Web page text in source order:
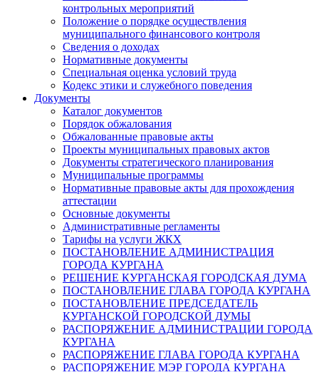
контрольных мероприятий
Положение о порядке осуществления
муниципального финансового контроля
Сведения о доходах
Нормативные документы
Специальная оценка условий труда
Кодекс этики и служебного поведения
Документы
Каталог документов
Порядок обжалования
Обжалованные правовые акты
Проекты муниципальных правовых актов
Документы стратегического планирования
Муниципальные программы
Нормативные правовые акты для прохождения
аттестации
Основные документы
Административные регламенты
Тарифы на услуги ЖКХ
ПОСТАНОВЛЕНИЕ АДМИНИСТРАЦИЯ
ГОРОДА КУРГАНА
РЕШЕНИЕ КУРГАНСКАЯ ГОРОДСКАЯ ДУМА
ПОСТАНОВЛЕНИЕ ГЛАВА ГОРОДА КУРГАНА
ПОСТАНОВЛЕНИЕ ПРЕДСЕДАТЕЛЬ
КУРГАНСКОЙ ГОРОДСКОЙ ДУМЫ
РАСПОРЯЖЕНИЕ АДМИНИСТРАЦИИ ГОРОДА
КУРГАНА
РАСПОРЯЖЕНИЕ ГЛАВА ГОРОДА КУРГАНА
РАСПОРЯЖЕНИЕ МЭР ГОРОДА КУРГАНА